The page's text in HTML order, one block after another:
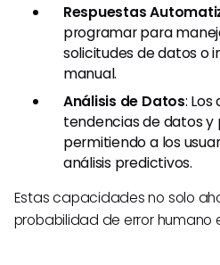
Respuestas
programar para
solicitudes de datos o
manual.
Análisis de Datos:
tendencias de datos
permitiendo a los
análisis predictivos.
Estas capacidades no solo
probabilidad de error humano